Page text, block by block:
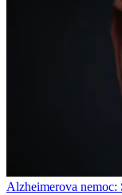
Alzheimerova